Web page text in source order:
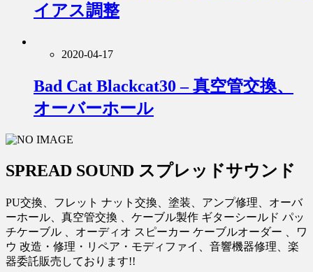
イアス調整
2020-04-17
Bad Cat Blackcat30 – 真空管交換、
オーバーホール
SPREAD SOUND スプレッドサウンド
PU交換、フレット ナット交換、塗装、アンプ修理、オーバ
ーホール、真空管交換 、ケーブル製作 ギターシールド パッ
チケーブル 、オーディオ スピーカー ケーブルオーダー 、ワ
ウ 改造・修理・リペア・モディファイ、音響機器修理、楽
器委託販売しております!!